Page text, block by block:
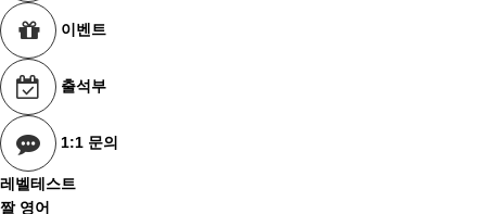
이벤트
출석부
1:1 문의
레벨테스트
짤 영어